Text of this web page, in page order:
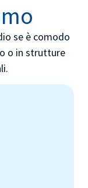
se è comodo
o in strutture